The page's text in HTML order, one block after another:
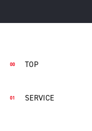
TOP
SERVICE